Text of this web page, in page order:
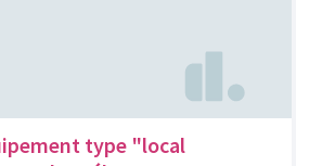
type "local